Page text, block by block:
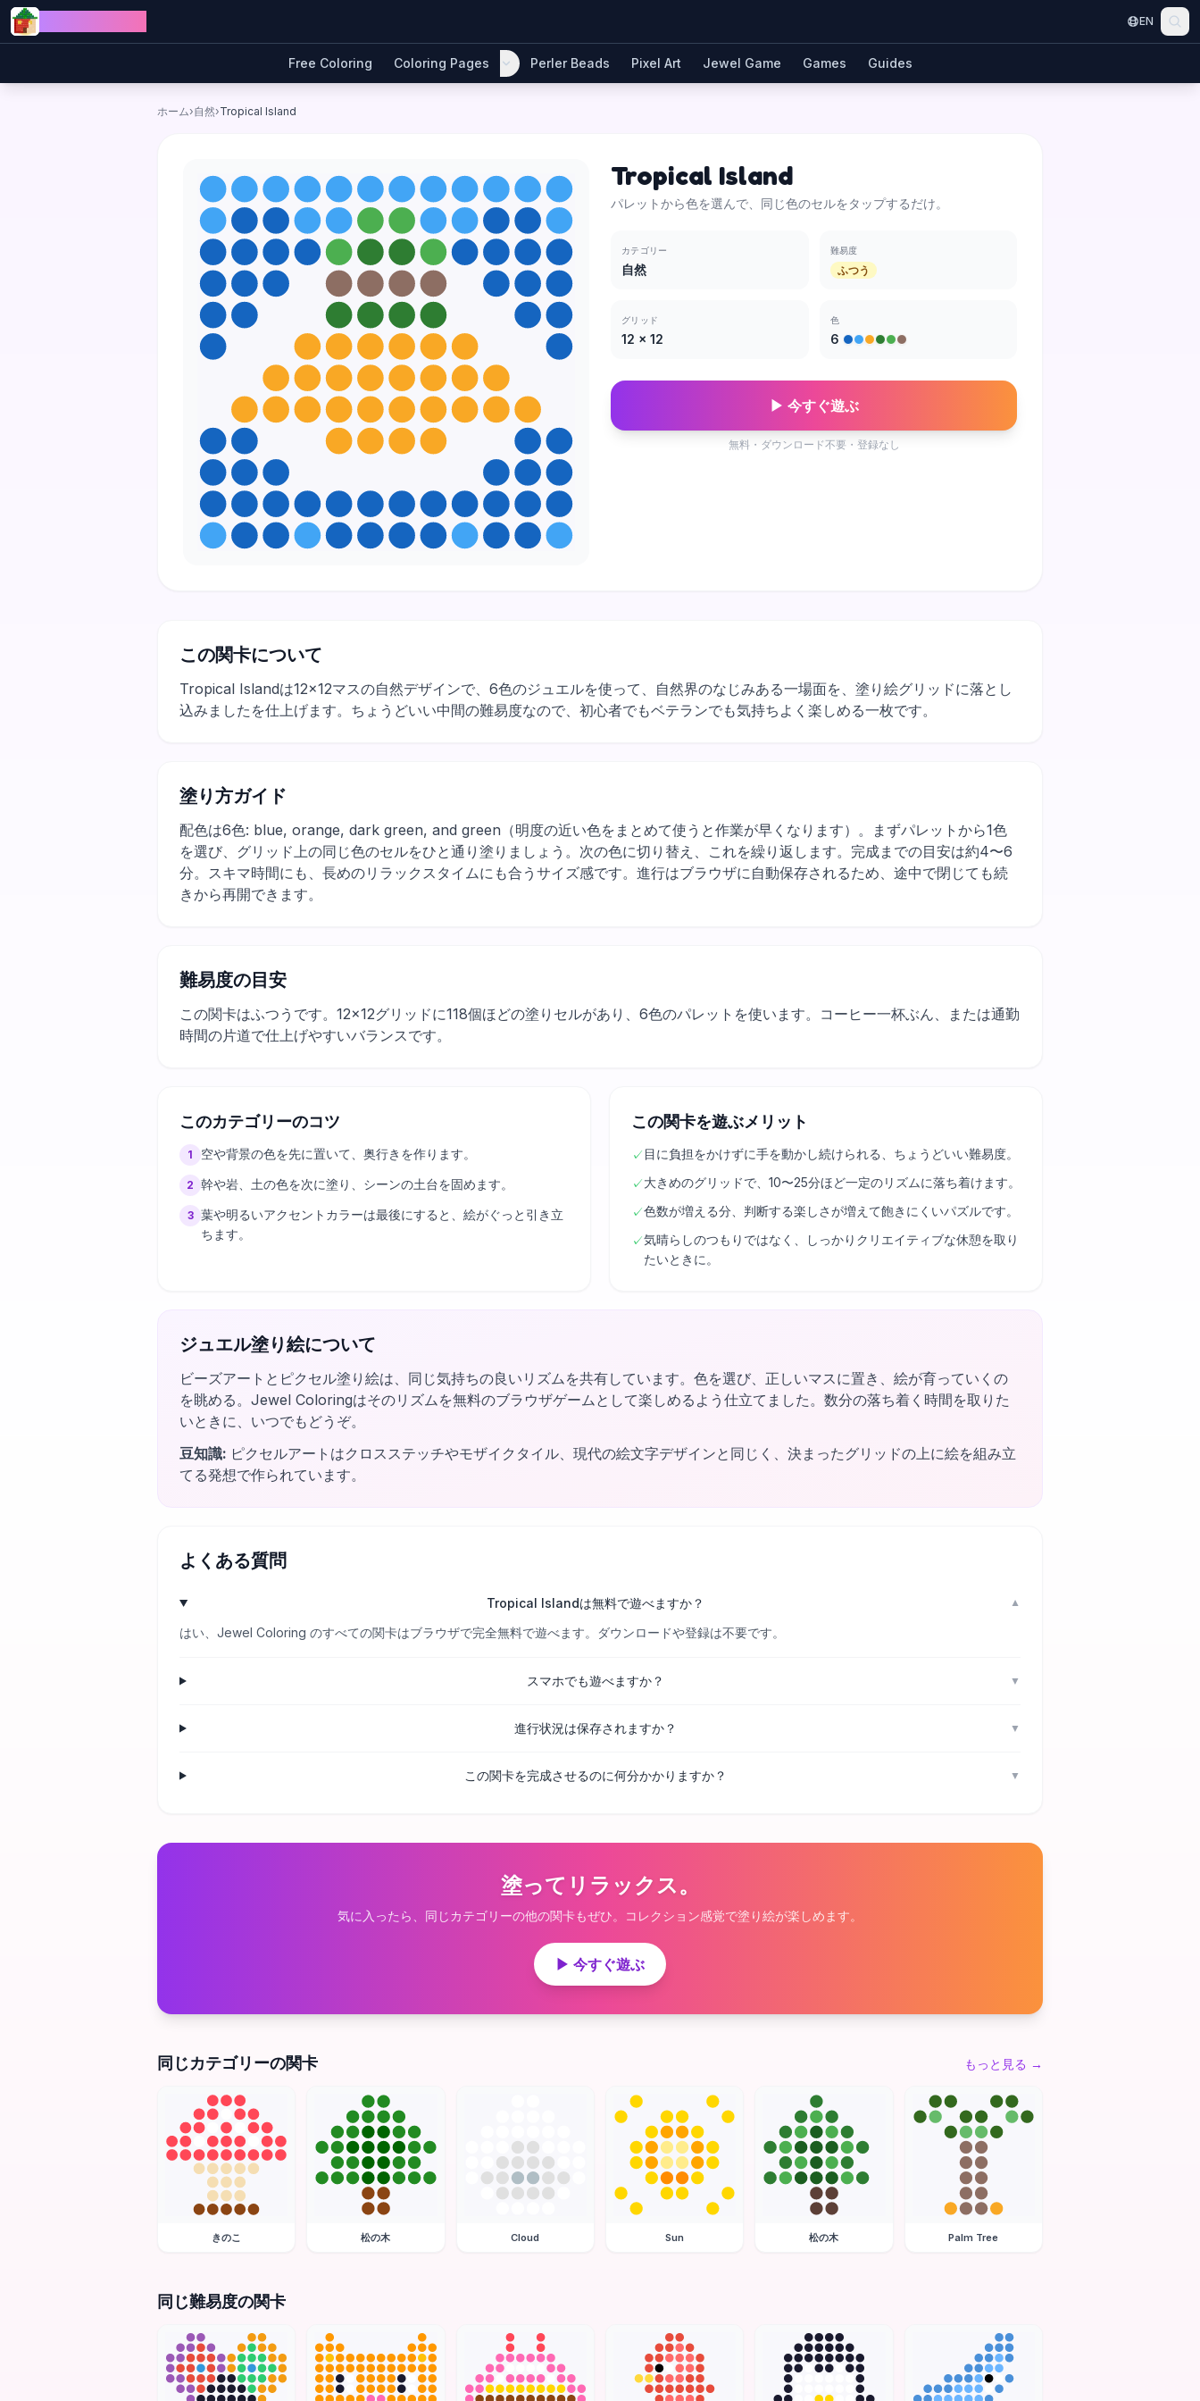
Skip to content
EN
Free Coloring Coloring Pages Perler Beads Pixel Art Jewel Game Games Guides
ホーム›自然›Tropical Island
Tropical Island
パレットから色を選んで、同じ色のセルをタップするだけ。
カテゴリー
自然
難易度
ふつう
グリッド
12 × 12
色
6
▶ 今すぐ遊ぶ
無料・ダウンロード不要・登録なし
この関卡について
Tropical Islandは12×12マスの自然デザインで、6色のジュエルを使って、自然界のなじみある一場面を、塗り絵グリッドに落とし
込みましたを仕上げます。ちょうどいい中間の難易度なので、初心者でもベテランでも気持ちよく楽しめる一枚です。
塗り方ガイド
配色は6色: blue, orange, dark green, and green（明度の近い色をまとめて使うと作業が早くなります）。まずパレットから1色
を選び、グリッド上の同じ色のセルをひと通り塗りましょう。次の色に切り替え、これを繰り返します。完成までの目安は約4〜6
分。スキマ時間にも、長めのリラックスタイムにも合うサイズ感です。進行はブラウザに自動保存されるため、途中で閉じても続
きから再開できます。
難易度の目安
この関卡はふつうです。12×12グリッドに118個ほどの塗りセルがあり、6色のパレットを使います。コーヒー一杯ぶん、または通勤
時間の片道で仕上げやすいバランスです。
このカテゴリーのコツ
1 空や背景の色を先に置いて、奥行きを作ります。
2 幹や岩、土の色を次に塗り、シーンの土台を固めます。
3 葉や明るいアクセントカラーは最後にすると、絵がぐっと引き立
ちます。
この関卡を遊ぶメリット
✓ 目に負担をかけずに手を動かし続けられる、ちょうどいい難易度。
✓大きめのグリッドで、10〜25分ほど一定のリズムに落ち着けます。
✓色数が増える分、判断する楽しさが増えて飽きにくいパズルです。
✓気晴らしのつもりではなく、しっかりクリエイティブな休憩を取り
たいときに。
ジュエル塗り絵について
ビーズアートとピクセル塗り絵は、同じ気持ちの良いリズムを共有しています。色を選び、正しいマスに置き、絵が育っていくの
を眺める。Jewel Coloringはそのリズムを無料のブラウザゲームとして楽しめるよう仕立てました。数分の落ち着く時間を取りた
いときに、いつでもどうぞ。
豆知識: ピクセルアートはクロスステッチやモザイクタイル、現代の絵文字デザインと同じく、決まったグリッドの上に絵を組み立
てる発想で作られています。
よくある質問
Tropical Islandは無料で遊べますか？ ▼
はい、Jewel Coloring のすべての関卡はブラウザで完全無料で遊べます。ダウンロードや登録は不要です。
スマホでも遊べますか？ ▼
進行状況は保存されますか？ ▼
この関卡を完成させるのに何分かかりますか？ ▼
塗ってリラックス。
気に入ったら、同じカテゴリーの他の関卡もぜひ。コレクション感覚で塗り絵が楽しめます。
▶ 今すぐ遊ぶ
同じカテゴリーの関卡 もっと見る →
きのこ 松の木 Cloud Sun 松の木 Palm Tree
同じ難易度の関卡